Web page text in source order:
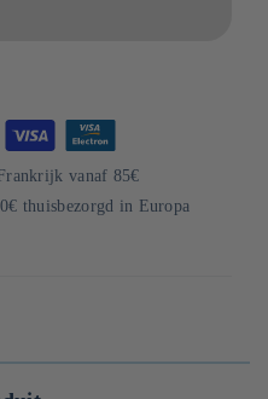
vanaf 85€
thuisbezorgd in Europa